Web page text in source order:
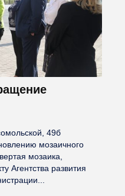
49б
мозаичного
мозаика,
Агентства развития